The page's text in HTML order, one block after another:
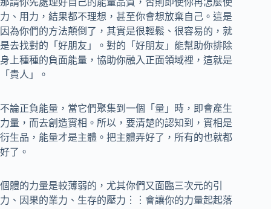
那請你先處理好自己的能量品質，否則即使你再怎麼使
力、用力，結果都不理想，甚至你會想放棄自己。這是
因為你們的方法顛倒了，其實是很輕鬆、很容易的，就
是去找對的「好朋友」。對的「好朋友」能幫助你排除
身上種種的負面能量，協助你融入正面領域裡，這就是
「貴人」。
不論正負能量，當它們聚集到一個「量」時，即會產生
力量，而去創造實相。所以，要清楚的認知到，實相是
衍生品，能量才是主體。把主體弄好了，所有的也就都
好了。
個體的力量是較薄弱的，尤其你們又面臨三次元的引
力、因果的業力、生存的壓力︙︙會讓你的力量起起落